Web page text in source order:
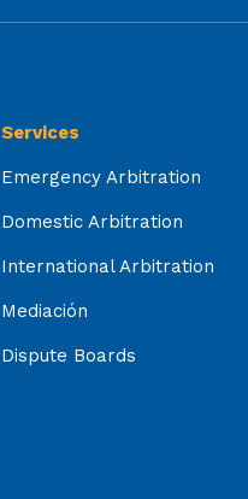
Services
Emergency Arbitration
Domestic Arbitration
International Arbitration
Mediación
Dispute Boards